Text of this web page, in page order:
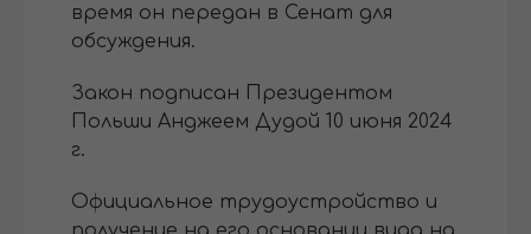
время он передан в Сенат для
обсуждения.
Закон подписан Президентом
Польши Анджеем Дудой 10 июня 2024
г.
Официальное трудоустройство и